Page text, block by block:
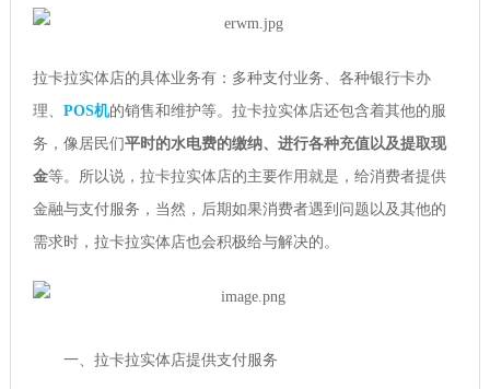
拉卡拉实体店的具体业务有：多种支付业务、各种银行卡办
理、 POS机的销售和维护等。拉卡拉实体店还包含着其他的服
务，像居民们平时的水电费的缴纳、进行各种充值以及提取现
金等。所以说，拉卡拉实体店的主要作用就是，给消费者提供
金融与支付服务，当然，后期如果消费者遇到问题以及其他的
需求时，拉卡拉实体店也会积极给与解决的。
一、拉卡拉实体店提供支付服务